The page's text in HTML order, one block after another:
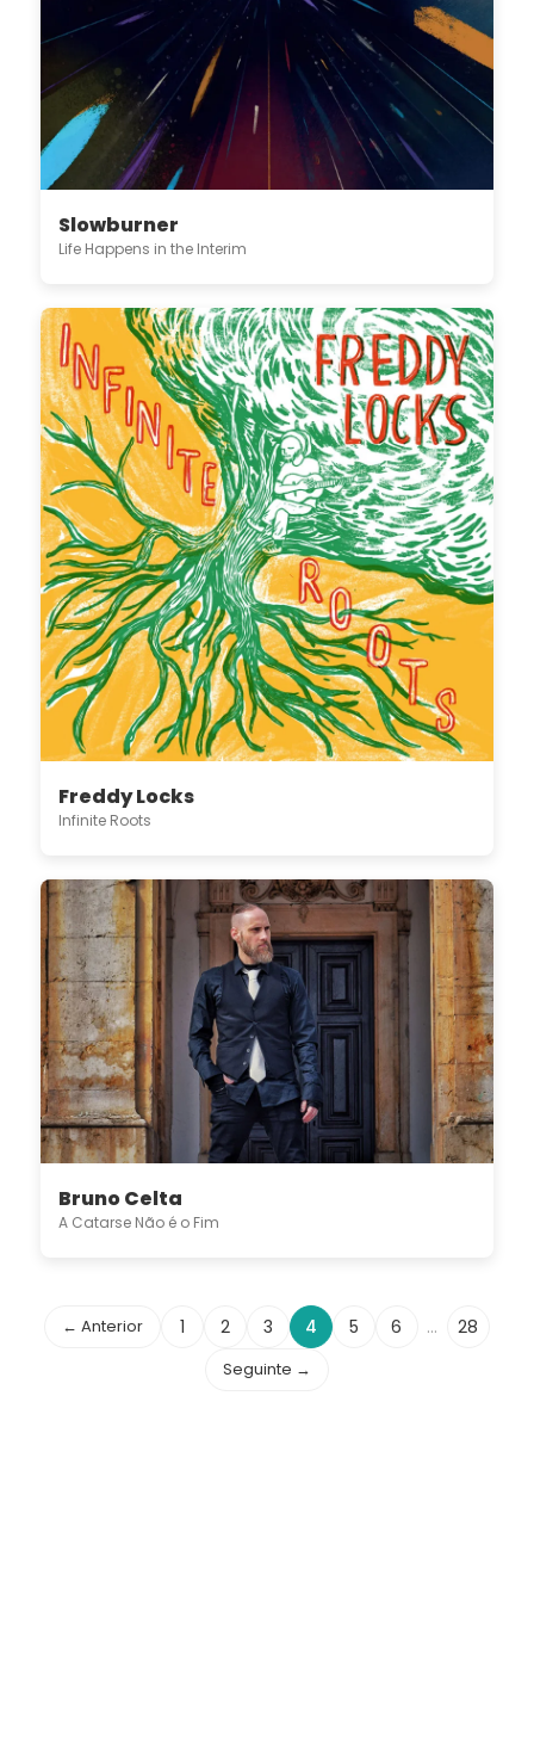
Slowburner
Life Happens in the Interim
Freddy Locks
Infinite Roots
Bruno Celta
A Catarse Não é o Fim
← Anterior 1 2 3 4 5 6 … 28
Seguinte →